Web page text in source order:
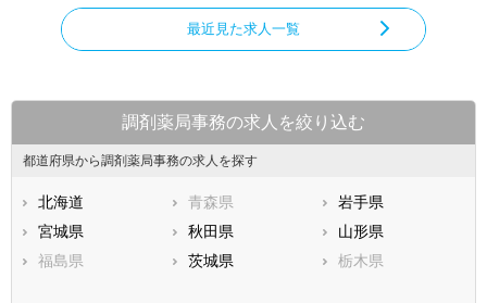
最近見た求人一覧
調剤薬局事務の求人を絞り込む
都道府県から調剤薬局事務の求人を探す
北海道 青森県
岩手県
宮城県
秋田県
山形県
福島県
茨城県
栃木県